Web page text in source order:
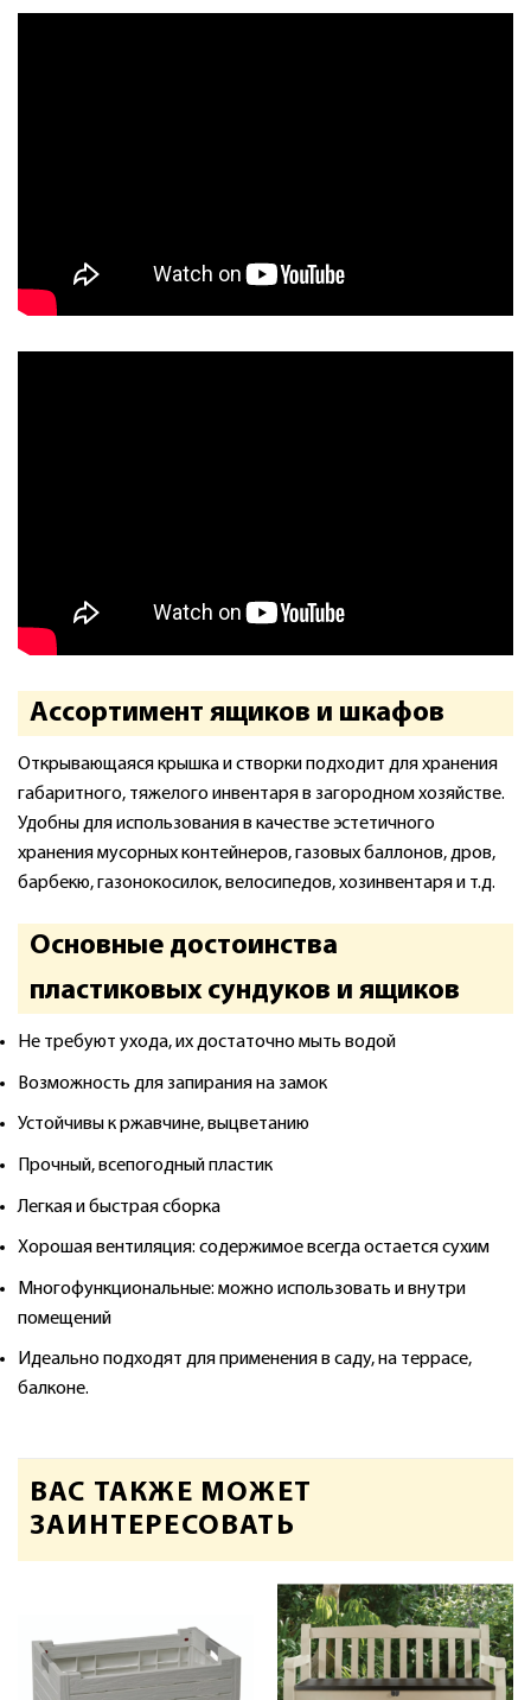
Ассортимент ящиков и шкафов
Открывающаяся крышка и створки подходит для хранения
габаритного, тяжелого инвентаря в загородном хозяйстве.
Удобны для использования в качестве эстетичного
хранения мусорных контейнеров, газовых баллонов, дров,
барбекю, газонокосилок, велосипедов, хозинвентаря и т.д.
Основные достоинства
пластиковых сундуков и ящиков
Не требуют ухода, их достаточно мыть водой
Возможность для запирания на замок
Устойчивы к ржавчине, выцветанию
Прочный, всепогодный пластик
Легкая и быстрая сборка
Хорошая вентиляция: содержимое всегда остается сухим
Многофункциональные: можно использовать и внутри
помещений
Идеально подходят для применения в саду, на террасе,
балконе.
ВАС ТАКЖЕ МОЖЕТ
ЗАИНТЕРЕСОВАТЬ